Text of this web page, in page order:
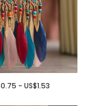
- US$1.53